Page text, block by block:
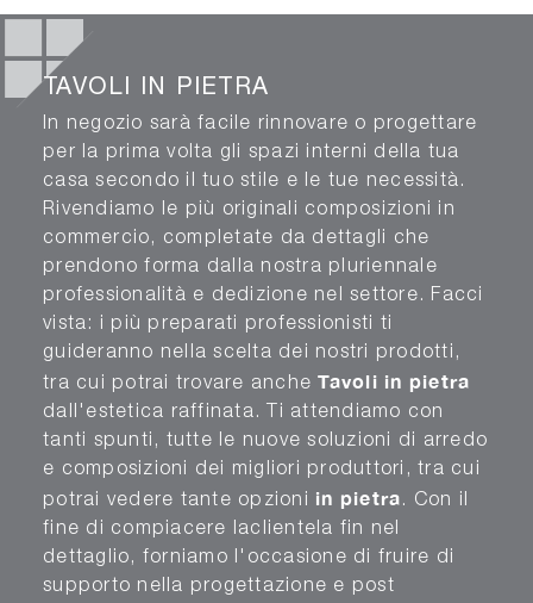
TAVOLI IN PIETRA
In negozio sarà facile rinnovare o progettare
per la prima volta gli spazi interni della tua
casa secondo il tuo stile e le tue necessità.
Rivendiamo le più originali composizioni in
commercio, completate da dettagli che
prendono forma dalla nostra pluriennale
professionalità e dedizione nel settore. Facci
vista: i più preparati professionisti ti
guideranno nella scelta dei nostri prodotti,
tra cui potrai trovare anche Tavoli in pietra
dall'estetica raffinata. Ti attendiamo con
tanti spunti, tutte le nuove soluzioni di arredo
e composizioni dei migliori produttori, tra cui
potrai vedere tante opzioni in pietra . Con il
fine di compiacere laclientela fin nel
dettaglio, forniamo l'occasione di fruire di
supporto nella progettazione e post